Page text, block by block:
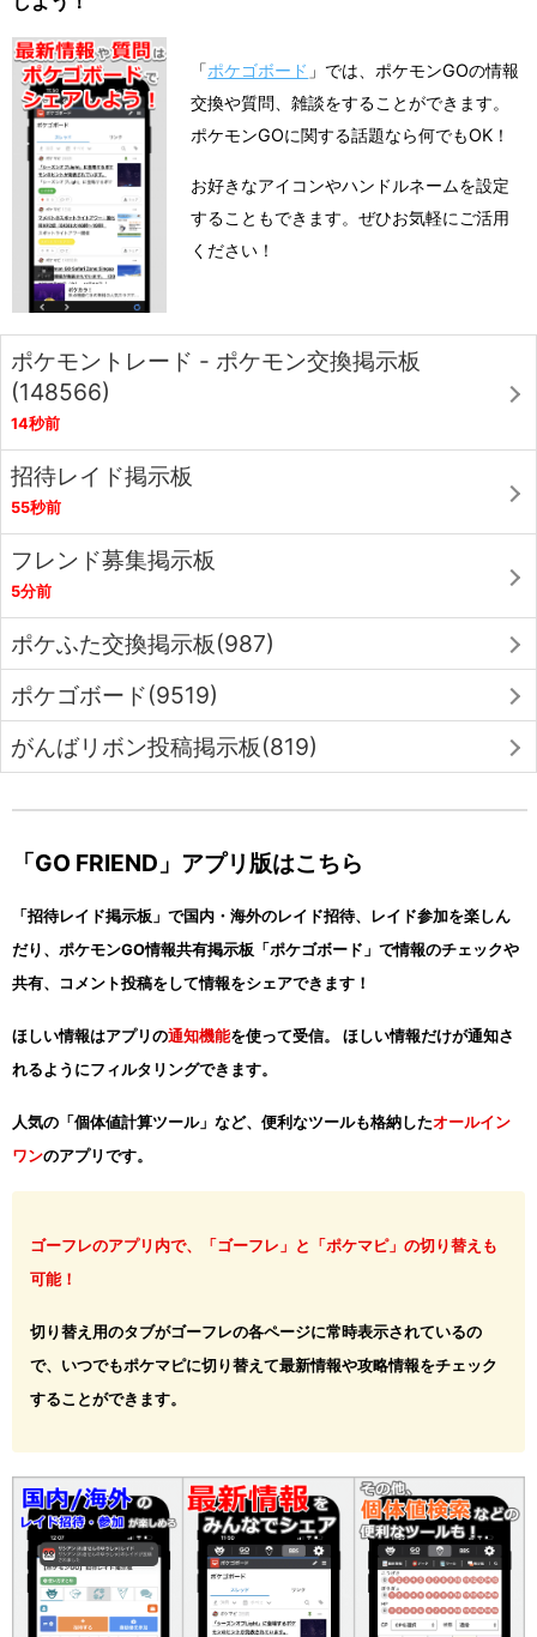
「ポケゴボード 」では、ポケモンGOの情報
交換や質問、雑談をすることができます。
ポケモンGOに関する話題なら何でもOK！
お好きなアイコンやハンドルネームを設定
することもできます。ぜひお気軽にご活用
ください！
ポケモントレード - ポケモン交換掲示板
(148566)
14秒前
招待レイド掲示板
55秒前
フレンド募集掲示板
5分前
ポケふた交換掲示板(987)
ポケゴボード(9519)
がんばリボン投稿掲示板(819)
「GO FRIEND」アプリ版はこちら
「招待レイド掲示板」で国内・海外のレイド招待、レイド参加を楽しん
だり、ポケモンGO情報共有掲示板「ポケゴボード」で情報のチェックや
共有、コメント投稿をして情報をシェアできます！
ほしい情報はアプリの通知機能を使って受信。 ほしい情報だけが通知さ
れるようにフィルタリングできます。
人気の「個体値計算ツール」など、便利なツールも格納したオールイン
ワンのアプリです。
ゴーフレのアプリ内で、「ゴーフレ」と「ポケマピ」の切り替えも
可能！
切り替え用のタブがゴーフレの各ページに常時表示されているの
で、いつでもポケマピに切り替えて最新情報や攻略情報をチェック
することができます。